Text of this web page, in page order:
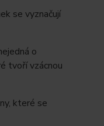
se vyznačují
o
tvoří vzácnou
které se